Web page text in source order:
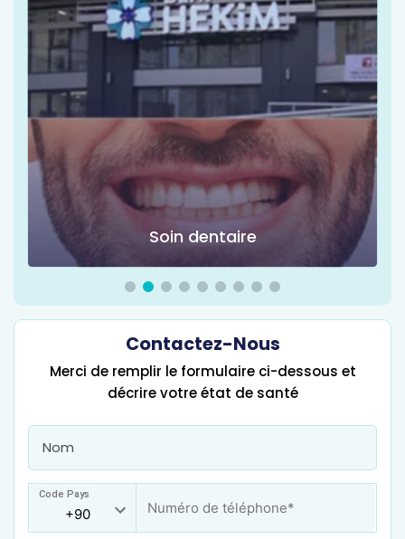
Soin dentaire
Contactez-Nous
Merci de remplir le formulaire ci-dessous et
décrire votre état de santé
Code Pays